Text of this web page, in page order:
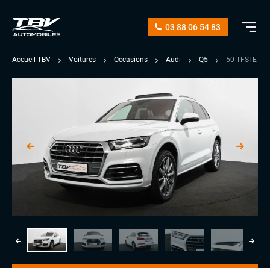
03 88 06 54 83
Accueil TBV Voitures Occasions Audi Q5 50 TFSI E